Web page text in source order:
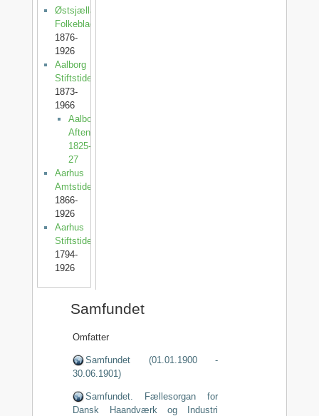
Østsjællands
Folkeblad
1876-
1926
Aalborg
Stiftstidende
1873-
1966
Aalborg
Aftenblad
1825-
27
Aarhus
Amtstidende
1866-
1926
Aarhus
Stiftstidende
1794-
1926
Samfundet
Omfatter
Samfundet (01.01.1900 -
30.06.1901)
Samfundet. Fællesorgan for
Dansk Haandværk og Industri